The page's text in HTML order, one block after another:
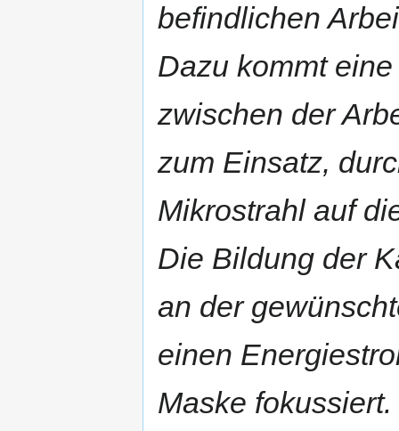
befindlichen
Dazu kommt
zwischen der
zum Einsatz,
Mikrostrahl auf
Die Bildung der
an der
einen
Maske